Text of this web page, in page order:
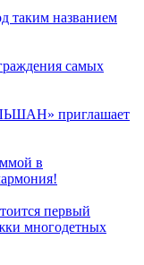
таким названием
самых
приглашает
в
первый
многодетных